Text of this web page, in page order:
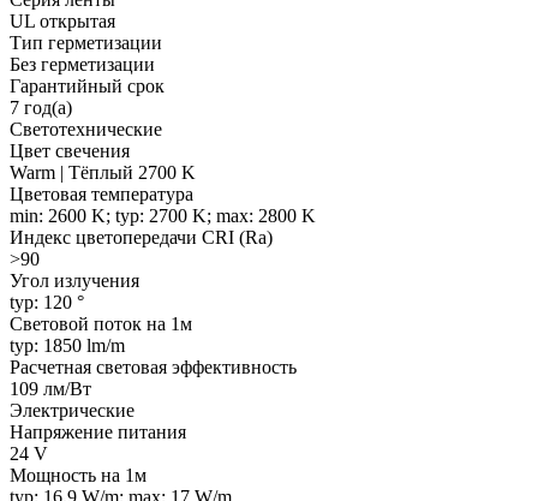
UL открытая
Тип герметизации
Без герметизации
Гарантийный срок
7 год(а)
Светотехнические
Цвет свечения
Warm | Тёплый 2700 K
Цветовая температура
min: 2600 K; typ: 2700 K; max: 2800 K
Индекс цветопередачи CRI (Ra)
>90
Угол излучения
typ: 120 °
Световой поток на 1м
typ: 1850 lm/m
Расчетная световая эффективность
109 лм/Вт
Электрические
Напряжение питания
24 V
Мощность на 1м
typ: 16.9 W/m; max: 17 W/m